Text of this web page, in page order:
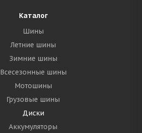
Каталог
Шины
Летние шины
Зимние шины
Всесезонные шины
Мотошины
Грузовые шины
Диски
Аккумуляторы